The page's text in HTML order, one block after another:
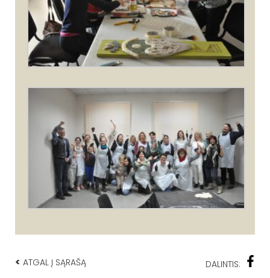
< ATGAL Į SĄRAŠĄ DALINTIS: